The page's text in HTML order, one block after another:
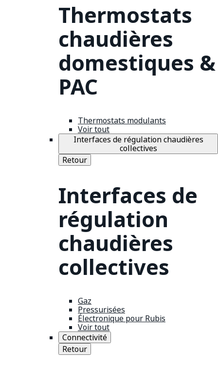
Thermostats
chaudières
domestiques &
PAC
Thermostats modulants
Voir tout
Interfaces de régulation chaudières
collectives
Retour
Interfaces de
régulation
chaudières
collectives
Gaz
Pressurisées
Électronique pour Rubis
Voir tout
Connectivité
Retour